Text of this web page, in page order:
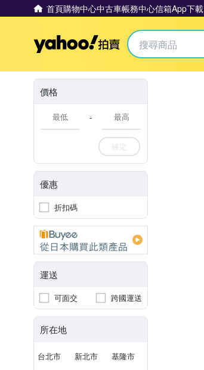
首頁購物中心中古車帳務中心信箱App下載
Yahoo拍賣
價格
-
確定
優惠
折扣碼
運送
可面交 跨國運送
所在地
台北市 新北市 基隆市